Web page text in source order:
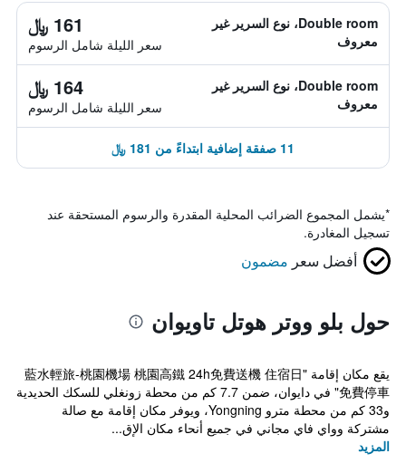
Double room، نوع السرير غير
معروف
161 ﷼
سعر الليلة شامل الرسوم
Double room، نوع السرير غير
معروف
164 ﷼
سعر الليلة شامل الرسوم
11 صفقة إضافية ابتداءً من 181 ﷼
*يشمل المجموع الضرائب المحلية المقدرة والرسوم المستحقة عند
تسجيل المغادرة.
أفضل سعر مضمون
حول بلو ووتر هوتل تاويوان
يقع مكان إقامة "藍水輕旅-桃園機場 桃園高鐵 24h免費送機 住宿日
免費停車" في دايوان، ضمن 7.7 كم من محطة زونغلي للسكك الحديدية
و33 كم من محطة مترو Yongning، ويوفر مكان إقامة مع صالة
مشتركة وواي فاي مجاني في جميع أنحاء مكان الإق...
المزيد